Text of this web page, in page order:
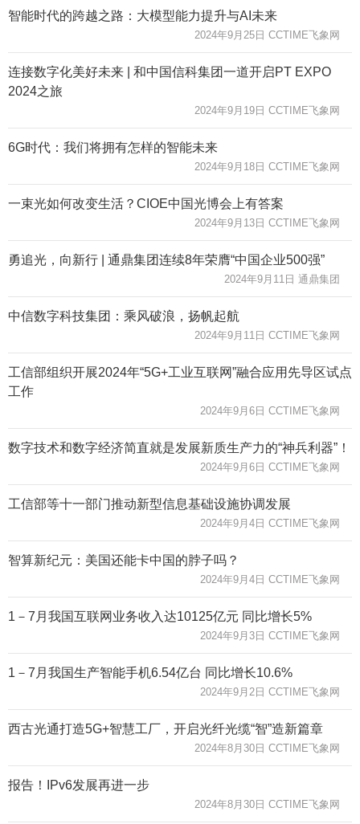
智能时代的跨越之路：大模型能力提升与AI未来
2024年9月25日 CCTIME飞象网
连接数字化美好未来 | 和中国信科集团一道开启PT EXPO
2024之旅
2024年9月19日 CCTIME飞象网
6G时代：我们将拥有怎样的智能未来
2024年9月18日 CCTIME飞象网
一束光如何改变生活？CIOE中国光博会上有答案
2024年9月13日 CCTIME飞象网
勇追光，向新行 | 通鼎集团连续8年荣膺“中国企业500强”
2024年9月11日 通鼎集团
中信数字科技集团：乘风破浪，扬帆起航
2024年9月11日 CCTIME飞象网
工信部组织开展2024年“5G+工业互联网”融合应用先导区试点
工作
2024年9月6日 CCTIME飞象网
数字技术和数字经济简直就是发展新质生产力的“神兵利器”！
2024年9月6日 CCTIME飞象网
工信部等十一部门推动新型信息基础设施协调发展
2024年9月4日 CCTIME飞象网
智算新纪元：美国还能卡中国的脖子吗？
2024年9月4日 CCTIME飞象网
1－7月我国互联网业务收入达10125亿元 同比增长5%
2024年9月3日 CCTIME飞象网
1－7月我国生产智能手机6.54亿台 同比增长10.6%
2024年9月2日 CCTIME飞象网
西古光通打造5G+智慧工厂，开启光纤光缆“智”造新篇章
2024年8月30日 CCTIME飞象网
报告！IPv6发展再进一步
2024年8月30日 CCTIME飞象网